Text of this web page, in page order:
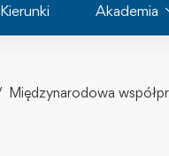
Kierunki Akademia
Międzynarodowa